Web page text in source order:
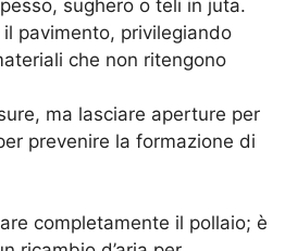
sughero o teli in juta.
pavimento, privilegiando
che non ritengono
ma lasciare aperture per
prevenire la formazione di
completamente il pollaio; è